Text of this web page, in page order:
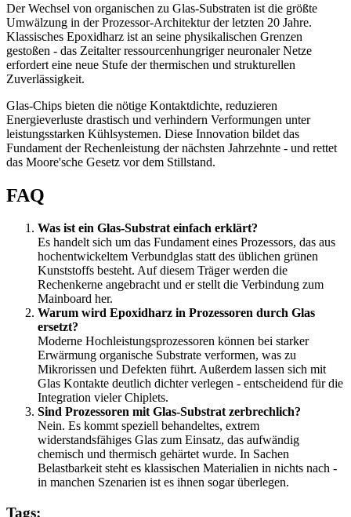
Der Wechsel von organischen zu Glas-Substraten ist die größte
Umwälzung in der Prozessor-Architektur der letzten 20 Jahre.
Klassisches Epoxidharz ist an seine physikalischen Grenzen
gestoßen - das Zeitalter ressourcenhungriger neuronaler Netze
erfordert eine neue Stufe der thermischen und strukturellen
Zuverlässigkeit.
Glas-Chips bieten die nötige Kontaktdichte, reduzieren
Energieverluste drastisch und verhindern Verformungen unter
leistungsstarken Kühlsystemen. Diese Innovation bildet das
Fundament der Rechenleistung der nächsten Jahrzehnte - und rettet
das Moore'sche Gesetz vor dem Stillstand.
FAQ
Was ist ein Glas-Substrat einfach erklärt?
Es handelt sich um das Fundament eines Prozessors, das aus
hochentwickeltem Verbundglas statt des üblichen grünen
Kunststoffs besteht. Auf diesem Träger werden die
Rechenkerne angebracht und er stellt die Verbindung zum
Mainboard her.
Warum wird Epoxidharz in Prozessoren durch Glas
ersetzt?
Moderne Hochleistungsprozessoren können bei starker
Erwärmung organische Substrate verformen, was zu
Mikrorissen und Defekten führt. Außerdem lassen sich mit
Glas Kontakte deutlich dichter verlegen - entscheidend für die
Integration vieler Chiplets.
Sind Prozessoren mit Glas-Substrat zerbrechlich?
Nein. Es kommt speziell behandeltes, extrem
widerstandsfähiges Glas zum Einsatz, das aufwändig
chemisch und thermisch gehärtet wurde. In Sachen
Belastbarkeit steht es klassischen Materialien in nichts nach -
in manchen Szenarien ist es ihnen sogar überlegen.
Tags: